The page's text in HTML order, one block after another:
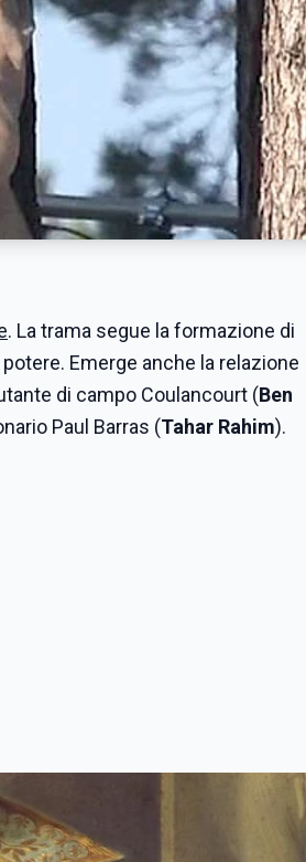
. La trama segue la formazione di
Emerge anche la relazione
di campo Coulancourt (Ben
Paul Barras (Tahar Rahim).